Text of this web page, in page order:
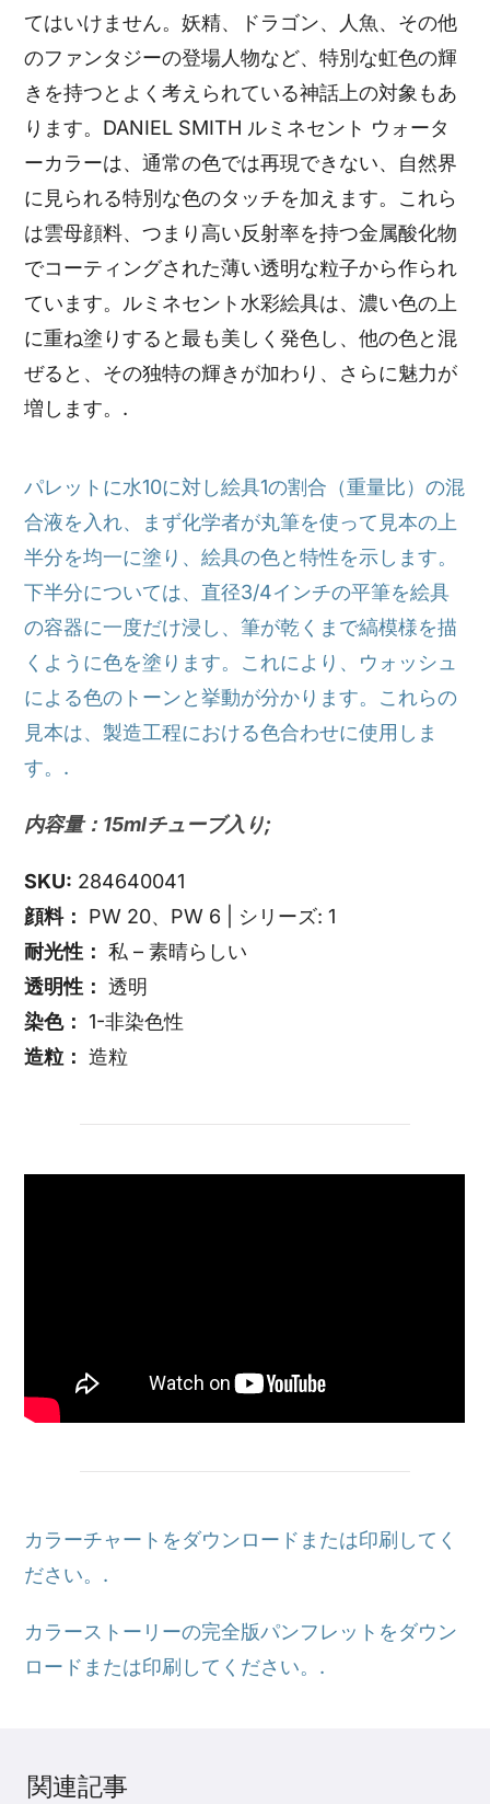
てはいけません。妖精、ドラゴン、人魚、その他
のファンタジーの登場人物など、特別な虹色の輝
きを持つとよく考えられている神話上の対象もあ
ります。DANIEL SMITH ルミネセント ウォータ
ーカラーは、通常の色では再現できない、自然界
に見られる特別な色のタッチを加えます。これら
は雲母顔料、つまり高い反射率を持つ金属酸化物
でコーティングされた薄い透明な粒子から作られ
ています。ルミネセント水彩絵具は、濃い色の上
に重ね塗りすると最も美しく発色し、他の色と混
ぜると、その独特の輝きが加わり、さらに魅力が
増します。.
パレットに水10に対し絵具1の割合（重量比）の混
合液を入れ、まず化学者が丸筆を使って見本の上
半分を均一に塗り、絵具の色と特性を示します。
下半分については、直径3/4インチの平筆を絵具
の容器に一度だけ浸し、筆が乾くまで縞模様を描
くように色を塗ります。これにより、ウォッシュ
による色のトーンと挙動が分かります。これらの
見本は、製造工程における色合わせに使用しま
す。.
内容量：15mlチューブ入り;
SKU: 284640041
顔料：
PW 20、PW 6 | シリーズ: 1
耐光性： 私 – 素晴らしい
透明性： 透明
染色： 1-非染色性
造粒： 造粒
カラーチャートをダウンロードまたは印刷してく
ださい。.
カラーストーリーの完全版パンフレットをダウン
ロードまたは印刷してください。.
関連記事